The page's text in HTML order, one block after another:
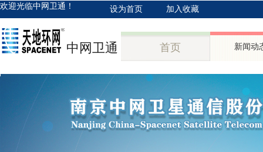
设为首页 加入收藏
欢迎光临中网卫通！
首页 新闻动
中网卫通